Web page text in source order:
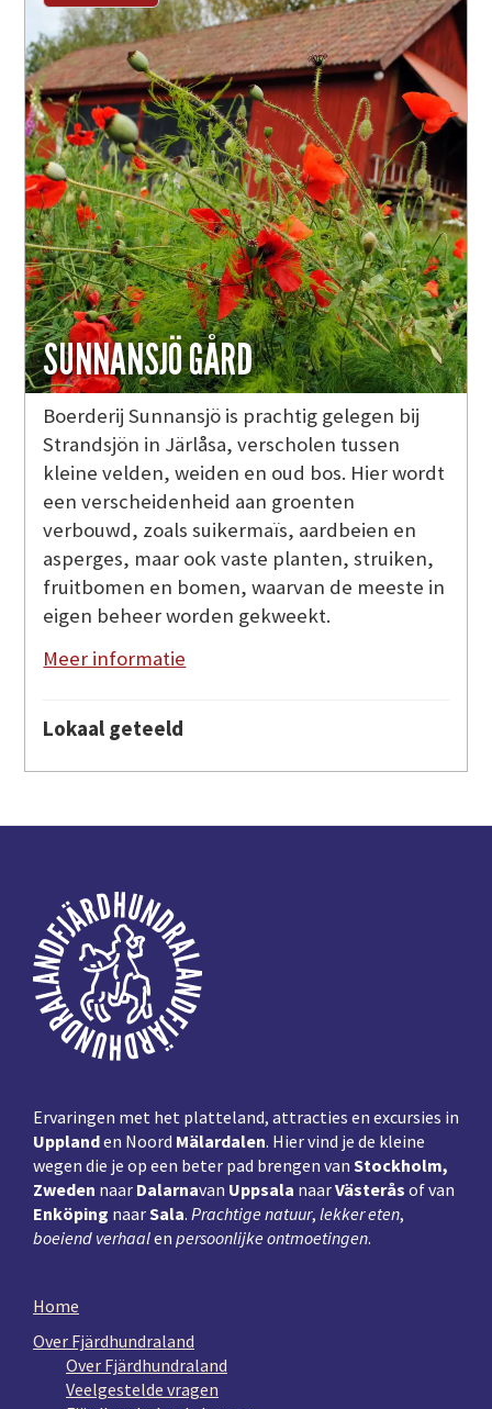
SUNNANSJÖ GÅRD
Boerderij Sunnansjö is prachtig gelegen bij
Strandsjön in Järlåsa, verscholen tussen
kleine velden, weiden en oud bos. Hier wordt
een verscheidenheid aan groenten
verbouwd, zoals suikermaïs, aardbeien en
asperges, maar ook vaste planten, struiken,
fruitbomen en bomen, waarvan de meeste in
eigen beheer worden gekweekt.
Meer informatie
Lokaal geteeld
Voettekst
Ervaringen met het platteland, attracties en excursies in
Upplanden Noord Mälardalen. Hier vind je de kleine
wegen die je op een beter pad brengen van Stockholm,
Zweden naar Dalarnavan Uppsala naarVästerås of van
Enköping naarSala. Prachtige natuur, lekker eten,
boeiend verhaalen persoonlijke ontmoetingen.
Home
Over Fjärdhundraland
Over Fjärdhundraland
Veelgestelde vragen